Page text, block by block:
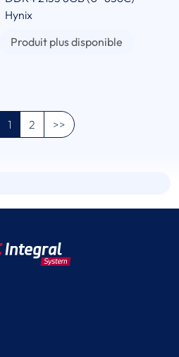
Hynix
Produit plus disponible
1 2 >>